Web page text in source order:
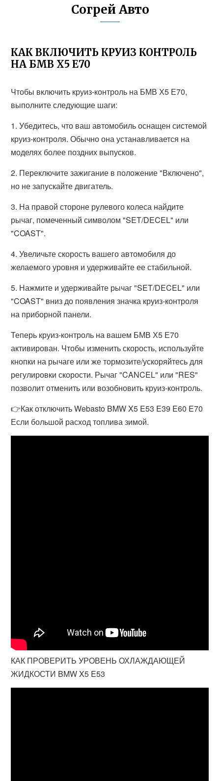
Согрей Авто
КАК ВКЛЮЧИТЬ КРУИЗ КОНТРОЛЬ
НА БМВ Х5 Е70
Чтобы включить круиз-контроль на БМВ Х5 Е70,
выполните следующие шаги:
1. Убедитесь, что ваш автомобиль оснащен системой
круиз-контроля. Обычно она устанавливается на
моделях более поздних выпусков.
2. Переключите зажигание в положение "Включено",
но не запускайте двигатель.
3. На правой стороне рулевого колеса найдите
рычаг, помеченный символом "SET/DECEL" или
"COAST".
4. Увеличьте скорость вашего автомобиля до
желаемого уровня и удерживайте ее стабильной.
5. Нажмите и удерживайте рычаг "SET/DECEL" или
"COAST" вниз до появления значка круиз-контроля
на приборной панели.
Теперь круиз-контроль на вашем БМВ Х5 Е70
активирован. Чтобы изменить скорость, используйте
кнопки на рычаге или же тормозите/ускоряйтесь для
регулировки скорости. Рычаг "CANCEL" или "RES"
позволит отменить или возобновить круиз-контроль.
👉Как отключить Webasto BMW X5 E53 E39 E60 E70
Если большой расход топлива зимой.
КАК ПРОВЕРИТЬ УРОВЕНЬ ОХЛАЖДАЮЩЕЙ
ЖИДКОСТИ BMW X5 E53